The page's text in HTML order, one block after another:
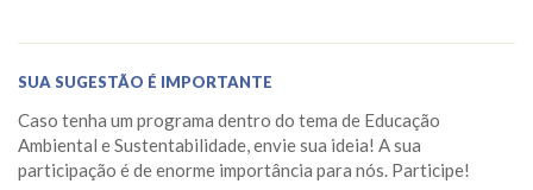
Horta Escola
Horta Medicinal Suspensa
Jardim das Borboletas
Jardim dos Sentidos
Maio 2026
Fevereiro 2026
Janeiro 2026
SUA SUGESTÃO É IMPORTANTE
Caso tenha um programa dentro do tema de Educação
Ambiental e Sustentabilidade, envie sua ideia! A sua
participação é de enorme importância para nós. Participe!